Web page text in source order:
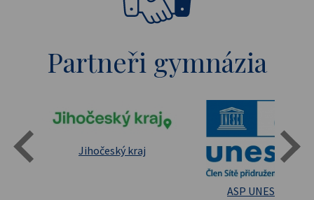
Partneři gymnázia
Státní oblastní archív Třeboň Jihočeský kraj